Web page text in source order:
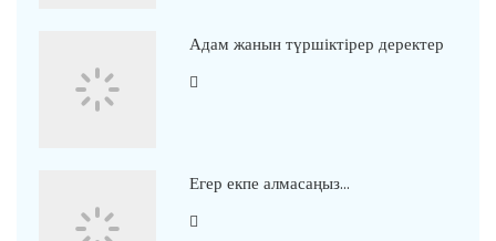
Адам жанын түршіктірер деректер
Егер екпе алмасаңыз…